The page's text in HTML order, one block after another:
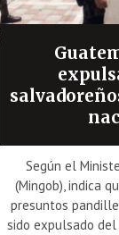
Según el
(Mingob), indica
presuntos
sido expulsado